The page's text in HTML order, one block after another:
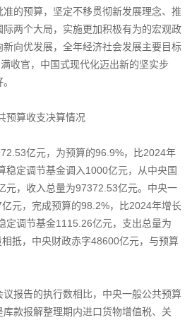
的预算，坚定不移贯彻新发展理念、推
两个大局，实施更加积极有为的宏观政
向优发展，全年经济社会发展主要目标
收官，中国式现代化迈出新的坚实步
预算收支决算情况
亿元，为预算的96.9%，比2024年
稳定调节基金调入1000亿元，从中央国
元，收入总量为97372.53亿元。中央一
元，完成预算的98.2%，比2024年增长
定调节基金1115.26亿元，支出总量为
抵，中央财政赤字48600亿元，与预算
报告的执行数相比，中央一般公共预算
款报解整理期内进口货物增值税、关